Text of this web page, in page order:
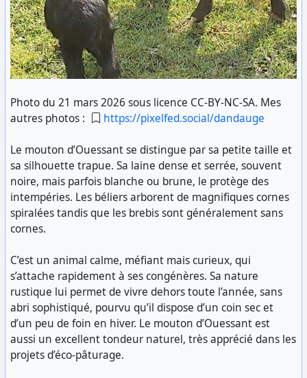
Photo du 21 mars 2026 sous licence CC-BY-NC-SA. Mes
autres photos :
https://pixelfed.social/dandauge
Le mouton d’Ouessant se distingue par sa petite taille et
sa silhouette trapue. Sa laine dense et serrée, souvent
noire, mais parfois blanche ou brune, le protège des
intempéries. Les béliers arborent de magnifiques cornes
spiralées tandis que les brebis sont généralement sans
cornes.
C’est un animal calme, méfiant mais curieux, qui
s’attache rapidement à ses congénères. Sa nature
rustique lui permet de vivre dehors toute l’année, sans
abri sophistiqué, pourvu qu’il dispose d’un coin sec et
d’un peu de foin en hiver. Le mouton d’Ouessant est
aussi un excellent tondeur naturel, très apprécié dans les
projets d’éco-pâturage.